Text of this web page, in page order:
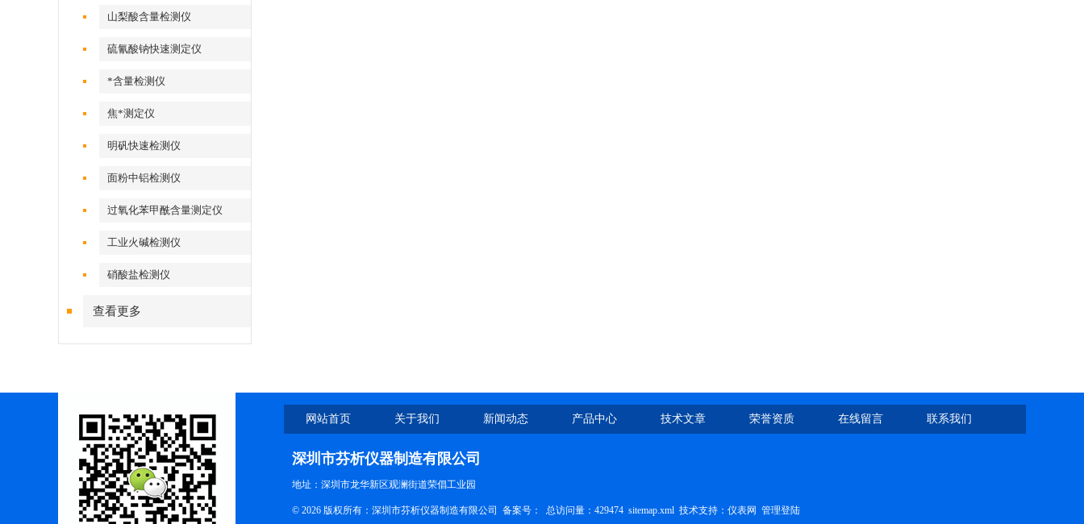
山梨酸含量检测仪
硫氰酸钠快速测定仪
*含量检测仪
焦*测定仪
明矾快速检测仪
面粉中铝检测仪
过氧化苯甲酰含量测定仪
工业火碱检测仪
硝酸盐检测仪
查看更多
网站首页 关于我们 新闻动态 产品中心 技术文章 荣誉资质 在线留言 联系我们
深圳市芬析仪器制造有限公司
地址：深圳市龙华新区观澜街道荣倡工业园
© 2026 版权所有：深圳市芬析仪器制造有限公司 备案号： 总访问量：429474 sitemap.xml 技术支持： 仪表网 管理登陆